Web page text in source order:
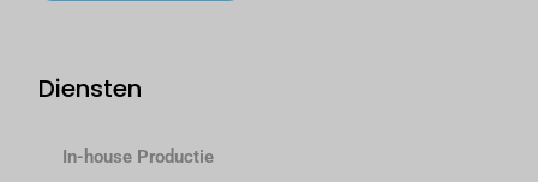
Diensten
In-house Productie